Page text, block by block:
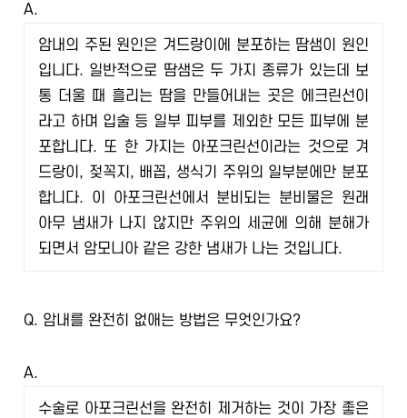
A.
암내의 주된 원인은 겨드랑이에 분포하는 땀샘이 원인
입니다. 일반적으로 땀샘은 두 가지 종류가 있는데 보
통 더울 때 흘리는 땀을 만들어내는 곳은 에크린선이
라고 하며 입술 등 일부 피부를 제외한 모든 피부에 분
포합니다. 또 한 가지는 아포크린선이라는 것으로 겨
드랑이, 젖꼭지, 배꼽, 생식기 주위의 일부분에만 분포
합니다. 이 아포크린선에서 분비되는 분비물은 원래
아무 냄새가 나지 않지만 주위의 세균에 의해 분해가
되면서 암모니아 같은 강한 냄새가 나는 것입니다.
Q. 암내를 완전히 없애는 방법은 무엇인가요?
A.
수술로 아포크린선을 완전히 제거하는 것이 가장 좋은